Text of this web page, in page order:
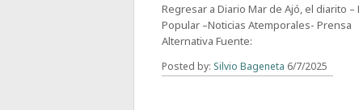
Regresar a Diario Mar de Ajó, el diarito –
Popular –Noticias Atemporales- Prensa
Alternativa Fuente:
Posted by: Silvio Bageneta 6/7/2025